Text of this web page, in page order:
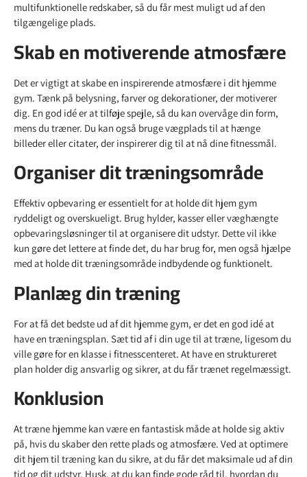
multifunktionelle redskaber, så du får mest muligt ud af den
tilgængelige plads.
Skab en motiverende atmosfære
Det er vigtigt at skabe en inspirerende atmosfære i dit hjemme
gym. Tænk på belysning, farver og dekorationer, der motiverer
dig. En god idé er at tilføje spejle, så du kan overvåge din form,
mens du træner. Du kan også bruge vægplads til at hænge
billeder eller citater, der inspirerer dig til at nå dine fitnessmål.
Organiser dit træningsområde
Effektiv opbevaring er essentielt for at holde dit hjem gym
ryddeligt og overskueligt. Brug hylder, kasser eller væghængte
opbevaringsløsninger til at organisere dit udstyr. Dette vil ikke
kun gøre det lettere at finde det, du har brug for, men også hjælpe
med at holde dit træningsområde indbydende og funktionelt.
Planlæg din træning
For at få det bedste ud af dit hjemme gym, er det en god idé at
have en træningsplan. Sæt tid af i din uge til at træne, ligesom du
ville gøre for en klasse i fitnesscenteret. At have en struktureret
plan holder dig ansvarlig og sikrer, at du får trænet regelmæssigt.
Konklusion
At træne hjemme kan være en fantastisk måde at holde sig aktiv
på, hvis du skaber den rette plads og atmosfære. Ved at optimere
dit hjem til træning kan du sikre, at du får det maksimale ud af din
tid og dit udstyr. Husk, at du kan finde gode råd til, hvordan du